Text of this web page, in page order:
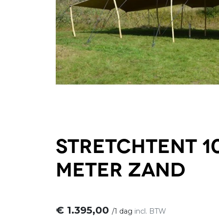
Stretchtent
meter Zand
€ 1.395,00 /1 dag incl. BTW